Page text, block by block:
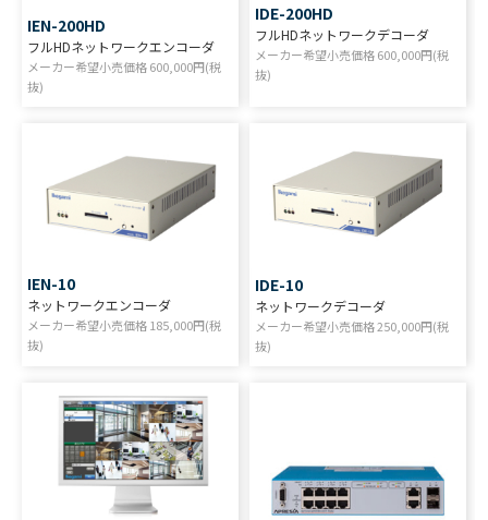
IEN-200HD
フルHDネットワークエンコーダ
メーカー希望小売価格600,000円(税
抜)
IDE-200HD
フルHDネットワークデコーダ
メーカー希望小売価格600,000円(税
抜)
IEN-10
ネットワークエンコーダ
メーカー希望小売価格185,000円(税
抜)
IDE-10
ネットワークデコーダ
メーカー希望小売価格250,000円(税
抜)